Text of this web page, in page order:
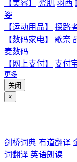
【美容】
瓷肌 羽西
姿
【运动用品】
探路
【数码家电】
歌奈
麦数码
【网上支付】
支付
更多
关闭
×
剑桥词典 有道翻译
词翻译 英语朗读